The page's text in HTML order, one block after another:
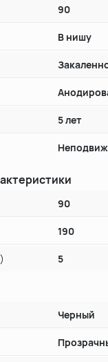
90
В нишу
5 лет
90
190
5
Черный